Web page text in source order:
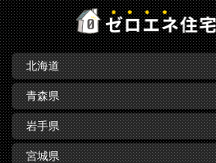
北海道
青森県
岩手県
宮城県